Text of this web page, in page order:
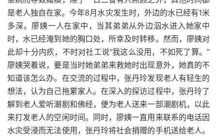
是老人独自在家。今年8月水灾发生时，外边的水已经有1米
多深。廖姨一人在家中，当其弟弟从外边泅水进入她家中
时，水已经淹到她的胸口处，所幸及时转移。然而，廖姨对
此却十分内疚，不时对社工说“我这么没用，不如死了算。”
廖姨哭着说，要是当时她弟弟来救她时出现意外，她真的不
知道该怎么办。在交流的过程中，张丹玲发现老人有轻生的
想法，认为自己拖累家人。在深入的探访过程中，张丹玲了
解到老人爱听潮剧和佛经，便为老人送来一部潮剧机，以此
来打发老人的空闲时间。同时，廖姨一直用来联系的电话因
水灾受浸而无法使用，张丹玲将社会捐赠的手机送给老人。